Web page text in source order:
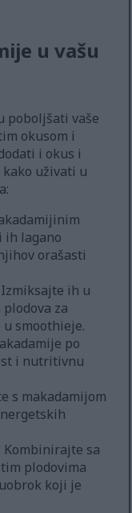
u vašu
poboljšati vaše
okusom i
i okus i
uživati u
ih lagano
orašasti
ih u
za
smoothieje.
po
i nutritivnu
s makadamijom
sa
plodovima
koji je